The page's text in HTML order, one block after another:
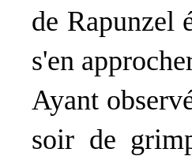
de Rapunzel
s'en
Ayant
soir de